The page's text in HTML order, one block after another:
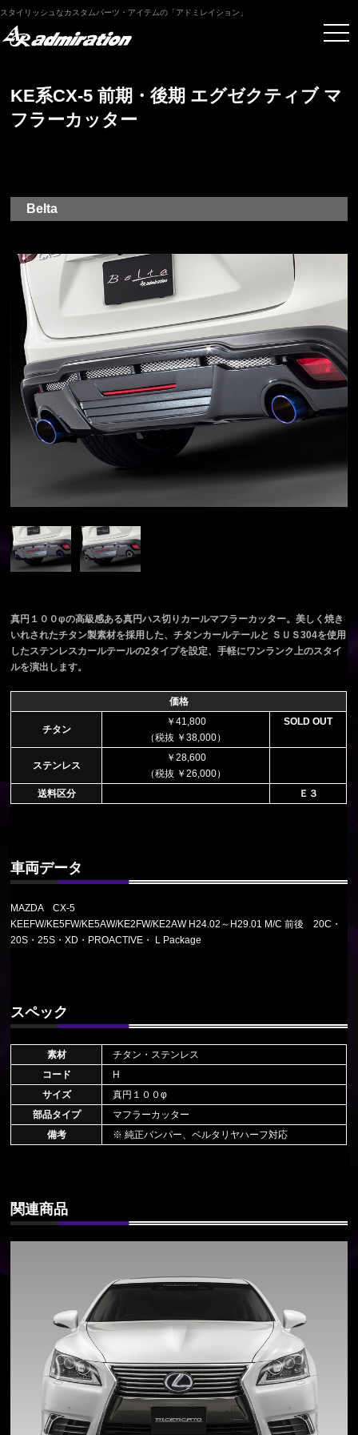
スタイリッシュなカスタムパーツ・アイテムの「アドミレイション」
KE系CX-5 前期・後期 エグゼクティブ マ
フラーカッター
Belta
真円１００φの高級感ある真円ハス切りカールマフラーカッター。美しく焼き
いれされたチタン製素材を採用した、チタンカールテールと ＳＵＳ304を使用
したステンレスカールテールの2タイプを設定、手軽にワンランク上のスタイ
ルを演出します。
価格
チタン
￥41,800
（税抜 ￥38,000）
SOLD OUT
ステンレス
￥28,600
（税抜 ￥26,000）
送料区分
Ｅ３
車両データ
MAZDA CX-5
KEEFW/KE5FW/KE5AW/KE2FW/KE2AW H24.02～H29.01 M/C 前後 20C・
20S・25S・XD・PROACTIVE・ L Package
スペック
素材
チタン・ステンレス
コード
H
サイズ
真円１００φ
部品タイプ
マフラーカッター
備考
※ 純正バンパー、ベルタリヤハーフ対応
関連商品